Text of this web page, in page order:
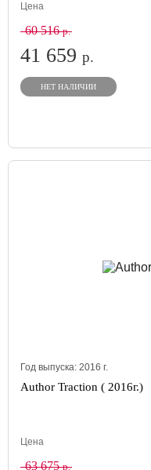
Цена
60 516р.
41 659 р.
НЕТ НАЛИЧИИ
Год выпуска: 2016 г.
Author Traction ( 2016г.)
Цена
63 675р.